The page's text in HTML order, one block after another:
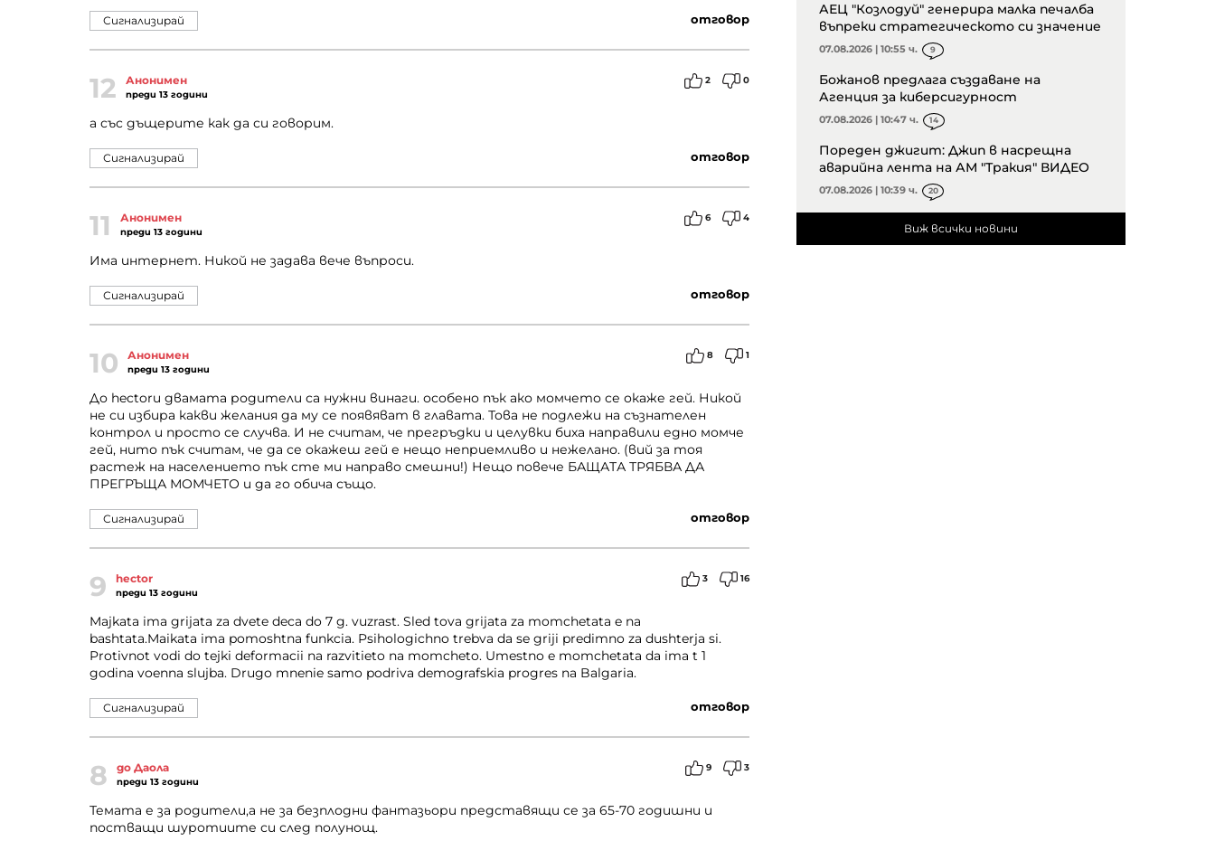
отговор
Сигнализирай
12 Анонимен
преди 13 години
2 0
а със дъщерите как да си говорим.
отговор
Сигнализирай
11 Анонимен
преди 13 години
6 4
Има интернет. Никой не задава вече въпроси.
отговор
Сигнализирай
10 Анонимен
преди 13 години
8 1
До hectorи двамата родители са нужни винаги. особено пък ако момчето се окаже гей. Никой
не си избира какви желания да му се появяват в главата. Това не подлежи на съзнателен
контрол и просто се случва. И не считам, че прегръдки и целувки биха направили едно момче
гей, нито пък считам, че да се окажеш гей е нещо неприемливо и нежелано. (вий за тоя
растеж на населението пък сте ми направо смешни!) Нещо повече БАЩАТА ТРЯБВА ДА
ПРЕГРЪЩА МОМЧЕТО и да го обича също.
отговор
Сигнализирай
9 hector
преди 13 години
3 16
Majkata ima grijata za dvete deca do 7 g. vuzrast. Sled tova grijata za momchetata e na
bashtata.Maikata ima pomoshtna funkcia. Psihologichno trebva da se griji predimno za dushterja si.
Protivnot vodi do tejki deformacii na razvitieto na momcheto. Umestno e momchetata da ima t 1
godina voenna slujba. Drugo mnenie samo podriva demografskia progres na Balgaria.
отговор
Сигнализирай
8 до Даола
преди 13 години
9 3
Темата е за родители,а не за безплодни фантазьори представящи се за 65-70 годишни и
постващи шуротиите си след полунощ.
АЕЦ "Козлодуй" генерира малка печалба
въпреки стратегическото си значение
07.08.2026 | 10:55 ч. 9
Божанов предлага създаване на
Агенция за киберсигурност
07.08.2026 | 10:47 ч. 14
Пореден джигит: Джип в насрещна
аварийна лента на АМ "Тракия" ВИДЕО
07.08.2026 | 10:39 ч. 20
Виж всички новини